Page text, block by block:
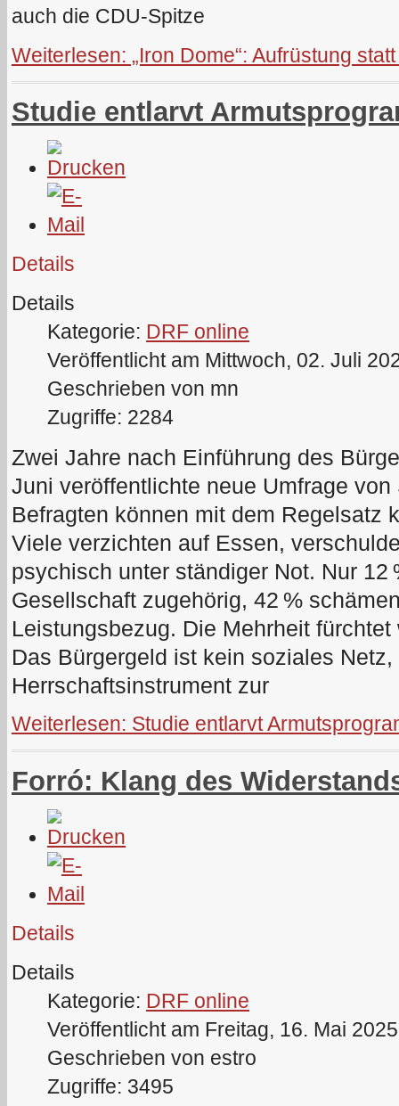
auch die CDU-Spitze
Weiterlesen: „Iron Dome“: Aufrüstung
Studie entlarvt
Details
Details
Kategorie: DRF online
Veröffentlicht am Mittwoch, 02. Juli
Geschrieben von mn
Zugriffe: 2284
Zwei Jahre nach Einführung des
Juni veröffentlichte neue Umfrage
Befragten können mit dem Regelsatz
Viele verzichten auf Essen,
psychisch unter ständiger Not. Nur 12
Gesellschaft zugehörig, 42 %
Leistungsbezug. Die Mehrheit
Das Bürgergeld ist kein soziales
Herrschaftsinstrument zur
Weiterlesen: Studie entlarvt
Forró: Klang des
Details
Details
Kategorie: DRF online
Veröffentlicht am Freitag, 16. Mai
Geschrieben von estro
Zugriffe: 3495